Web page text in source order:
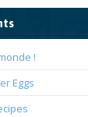
!
Eggs